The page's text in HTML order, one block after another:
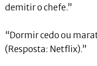
demitir o chefe.”
“Dormir cedo ou
(Resposta: Netflix).”